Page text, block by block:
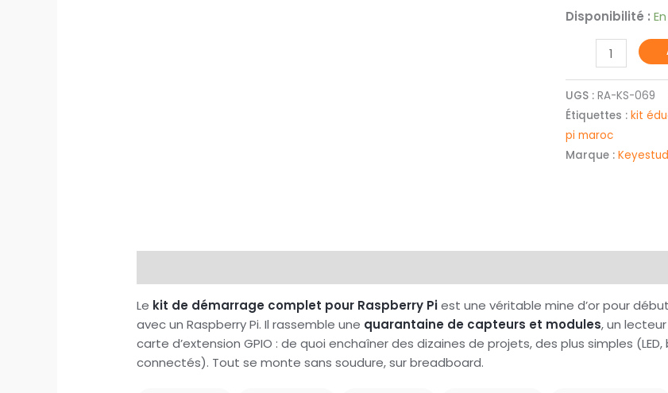
Disponibilité :
UGS : RA-KS-069
Étiquettes : kit
pi maroc
Marque :
Le kit de démarrage complet pour Raspberry Piest une véritable mine d’or pour
avec un Raspberry Pi. Il rassemble une quarantaine de capteurs et modules, un lecteur
carte d’extension GPIO : de quoi enchaîner des dizaines de projets, des plus simples
connectés). Tout se monte sans soudure, sur breadboard.